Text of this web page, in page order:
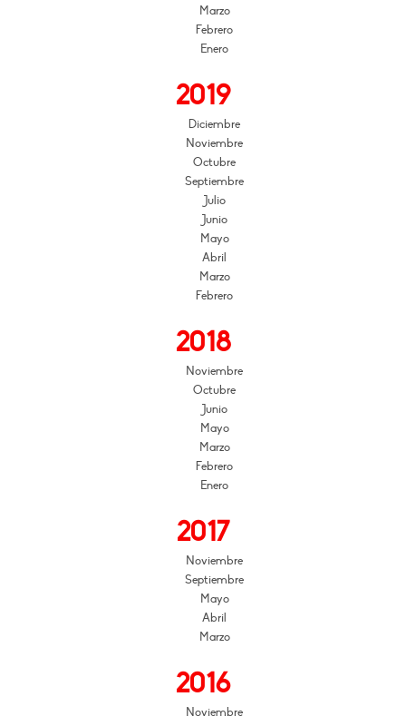
Marzo
Febrero
Enero
2019
Diciembre
Noviembre
Octubre
Septiembre
Julio
Junio
Mayo
Abril
Marzo
Febrero
2018
Noviembre
Octubre
Junio
Mayo
Marzo
Febrero
Enero
2017
Noviembre
Septiembre
Mayo
Abril
Marzo
2016
Noviembre